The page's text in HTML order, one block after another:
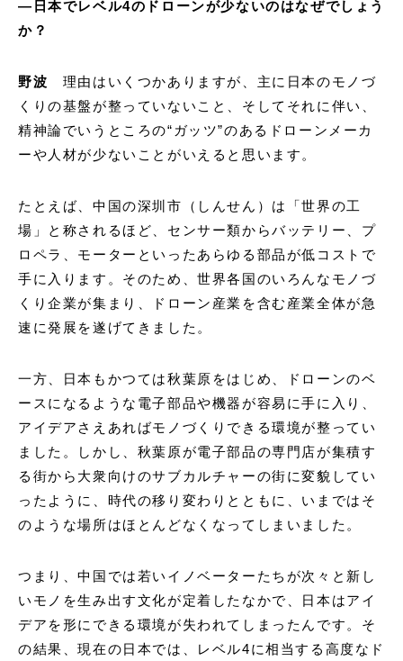
―日本でレベル4のドローンが少ないのはなぜでしょう
か？
野波
理由はいくつかありますが、主に日本のモノづ
くりの基盤が整っていないこと、そしてそれに伴い、
精神論でいうところの“ガッツ”のあるドローンメーカ
ーや人材が少ないことがいえると思います。
たとえば、中国の深圳市（しんせん）は「世界の工
場」と称されるほど、センサー類からバッテリー、プ
ロペラ、モーターといったあらゆる部品が低コストで
手に入ります。そのため、世界各国のいろんなモノづ
くり企業が集まり、ドローン産業を含む産業全体が急
速に発展を遂げてきました。
一方、日本もかつては秋葉原をはじめ、ドローンのベ
ースになるような電子部品や機器が容易に手に入り、
アイデアさえあればモノづくりできる環境が整ってい
ました。しかし、秋葉原が電子部品の専門店が集積す
る街から大衆向けのサブカルチャーの街に変貌してい
ったように、時代の移り変わりとともに、いまではそ
のような場所はほとんどなくなってしまいました。
つまり、中国では若いイノベーターたちが次々と新し
いモノを生み出す文化が定着したなかで、日本はアイ
デアを形にできる環境が失われてしまったんです。そ
の結果、現在の日本では、レベル4に相当する高度なド